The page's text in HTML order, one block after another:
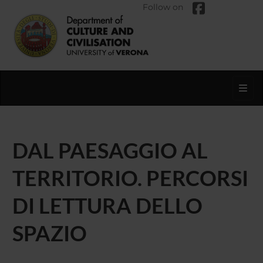
Follow on
DAL PAESAGGIO AL
TERRITORIO. PERCORSI
DI LETTURA DELLO
SPAZIO